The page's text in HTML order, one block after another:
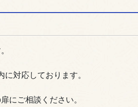
対応しております。
にご相談ください。